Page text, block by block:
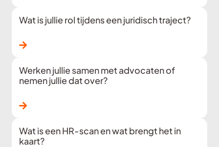
Wat is jullie rol tijdens een juridisch traject?
Lees verder
Werken jullie samen met advocaten of
nemen jullie dat over?
Lees verder
Wat is een HR-scan en wat brengt het in
kaart?